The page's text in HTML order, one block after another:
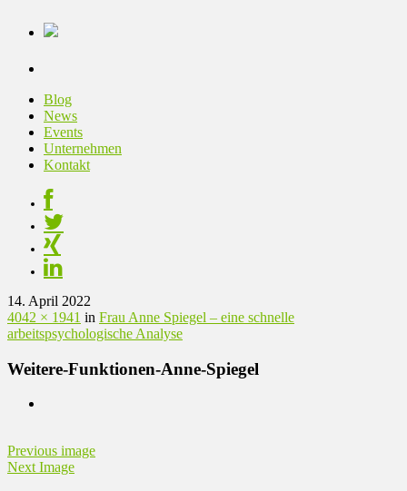
Blog
News
Events
Unternehmen
Kontakt
14. April 2022
4042 × 1941 in Frau Anne Spiegel – eine schnelle
arbeitspsychologische Analyse
Weitere-Funktionen-Anne-Spiegel
Previous image
Next Image